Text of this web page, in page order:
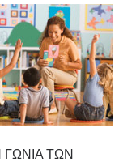
ΓΩΝΙΑ ΤΩΝ